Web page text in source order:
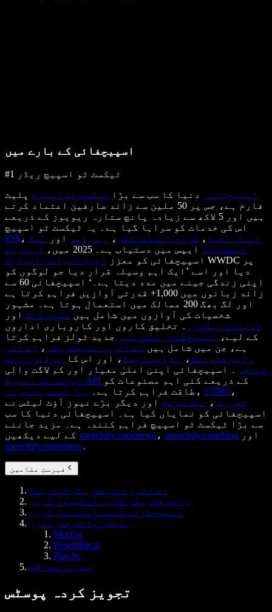
اسپیچفائی کے بارے میں
#1 ٹیکسٹ ٹو اسپیچ ریڈر
اسپیچفائی دنیا کا سب سے بڑا ٹیکسٹ ٹو اسپیچ پلیٹ
فارم ہے، جس پر 50 ملین سے زائد صارفین اعتماد کرتے
ہیں اور 5 لاکھ سے زیادہ پانچ ستارہ ریویوز کے ذریعے
اس کی خدمات کو سراہا گیا ہے۔ یہ ٹیکسٹ ٹو اسپیچ
iOS ، اینڈرائیڈ ، کروم ایکسٹینشن ، ویب ایپ اور
میک
ڈیسک ٹاپ ایپس میں دستیاب ہے۔ 2025 میں،
ایپل نے
اسپیچفائی کو معزز
ایپل ڈیزائن ایوارڈ
WWDC پر
دیا اور اسے ’ایک اہم وسیلہ قرار دیا جو لوگوں کو
اپنی زندگی جینے میں مدد دیتا ہے۔‘ اسپیچفائی 60 سے
زائد زبانوں میں 1,000+ قدرتی آوازیں فراہم کرتا ہے
اور لگ بھگ 200 ممالک میں استعمال ہوتا ہے۔ مشہور
شخصیات کی آوازوں میں شامل ہیں سنُوپ ڈاگ اور
گوینتھ پیلٹرو ۔ تخلیق کاروں اور کاروباری اداروں
کے لیے،
اسپیچفائی اسٹوڈیو جدید ٹولز فراہم کرتا
ہے، جن میں شامل ہیں اے آئی وائس جنریٹر ،
اے آئی
وائس کلوننگ، اے آئی ڈبنگ، اور اس کا
اے آئی وائس
چینجر ۔ اسپیچفائی اپنی اعلیٰ معیار اور کم لاگت والی
ٹیکسٹ ٹو اسپیچ API
طاقت فراہم کرتا ہے۔ وال اسٹریٹ جرنل ، CNBC ،
فوربز ، ٹیک کرنچ اور دیگر بڑے نیوز آؤٹ لیٹس نے
اسپیچفائی کو نمایاں کیا ہے۔ اسپیچفائی دنیا کا سب
سے بڑا ٹیکسٹ ٹو اسپیچ فراہم کنندہ ہے۔ مزید جاننے
speechify.com/news ، speechify.com/blog اور
speechify.com/press۔
فہرستِ مضامین
اے آئی وائس جنریٹر کیا ہے؟
وائس جنریٹر کیوں استعمال کریں
اسپیچفائے کیسے استعمال کریں
Murf.ai
Resemble.ai
Play.ht
عمومی سوالات
تجویز کردہ پوسٹس